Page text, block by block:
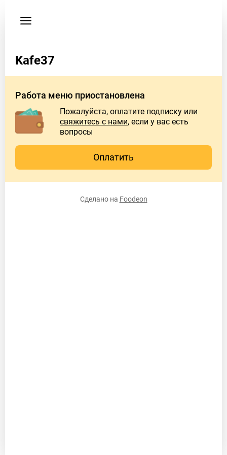
заказы
соглашение
Адрес
Елемесова
Instagram
37ca.fe
+77076669937
Kafe37
Работа меню приостановлена
Пожалуйста, оплатите подписку или
свяжитесь с нами, если у вас есть
вопросы
Оплатить
Сделано на Foodeon